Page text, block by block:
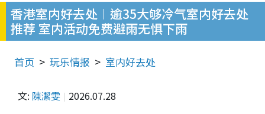
香港室内好去处︱逾35大够冷气室内好去处
推荐 室内活动免费避雨无惧下雨
首页 玩乐情报 室内好去处
文: 陳潔雯 2026.07.28